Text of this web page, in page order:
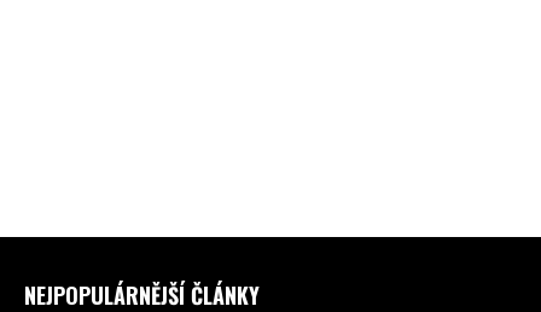
NEJPOPULÁRNĚJŠÍ ČLÁNKY